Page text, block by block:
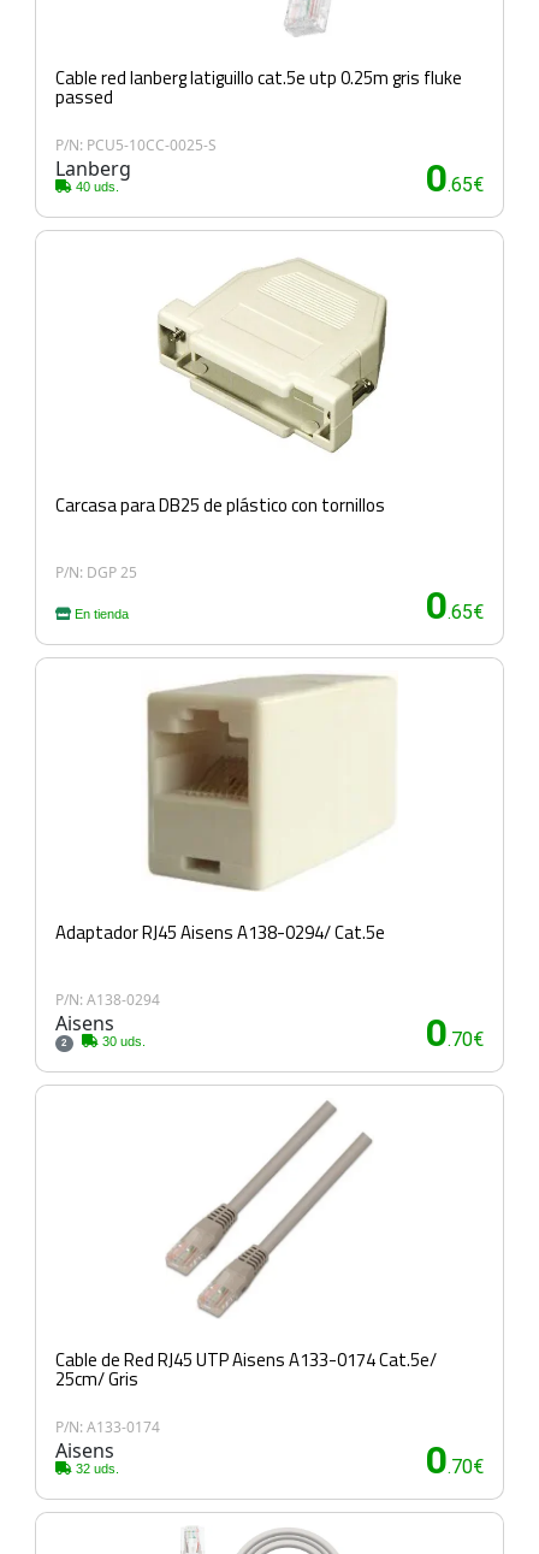
Cable red lanberg latiguillo cat.5e utp 0.25m gris fluke
passed
P/N: PCU5-10CC-0025-S
Lanberg
40 uds. 0.65€
Carcasa para DB25 de plástico con tornillos
P/N: DGP 25
En tienda 0.65€
Adaptador RJ45 Aisens A138-0294/ Cat.5e
P/N: A138-0294
Aisens
2 30 uds. 0.70€
Cable de Red RJ45 UTP Aisens A133-0174 Cat.5e/
25cm/ Gris
P/N: A133-0174
Aisens
32 uds. 0.70€